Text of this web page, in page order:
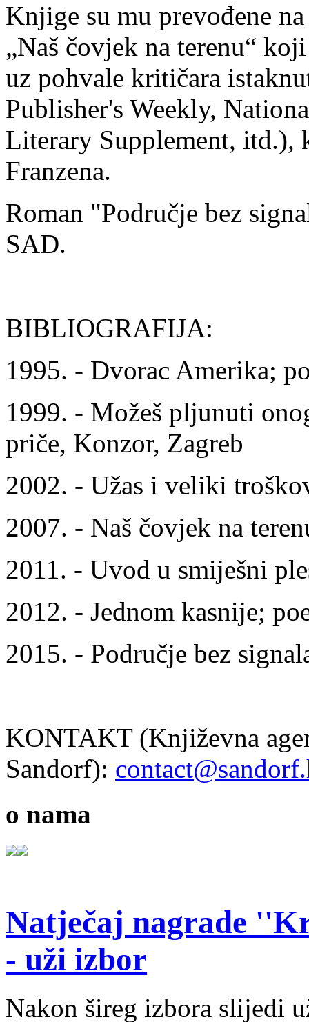
Knjige su mu prevođene
„Naš čovjek na terenu“
uz pohvale kritičara
Publisher's Weekly,
Literary Supplement, itd.),
Franzena.
Roman "Područje bez
SAD.
BIBLIOGRAFIJA:
1995. - Dvorac Amerika;
1999. - Možeš pljunuti
priče, Konzor, Zagreb
2002. - Užas i veliki
2007. - Naš čovjek na
2011. - Uvod u smiješni
2012. - Jednom kasnije;
2015. - Područje bez
KONTAKT (Književna
Sandorf):
o nama
Natječaj nagrade
- uži izbor
Nakon šireg izbora slijedi